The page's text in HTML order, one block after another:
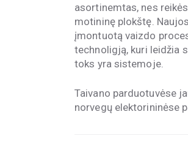
asortinemtas, nes
motininę plokštę.
įmontuotą vaizdo
technoligją, kuri leidžia
toks yra sistemoje.
Taivano parduotuvėse
norvegų elektorininėse